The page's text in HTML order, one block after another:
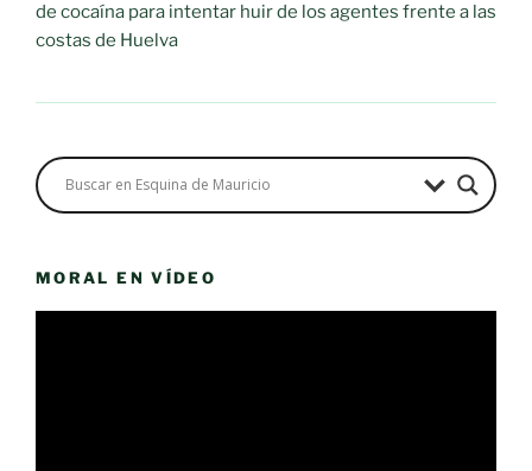
de cocaína para intentar huir de los agentes frente a las
costas de Huelva
MORAL EN VÍDEO